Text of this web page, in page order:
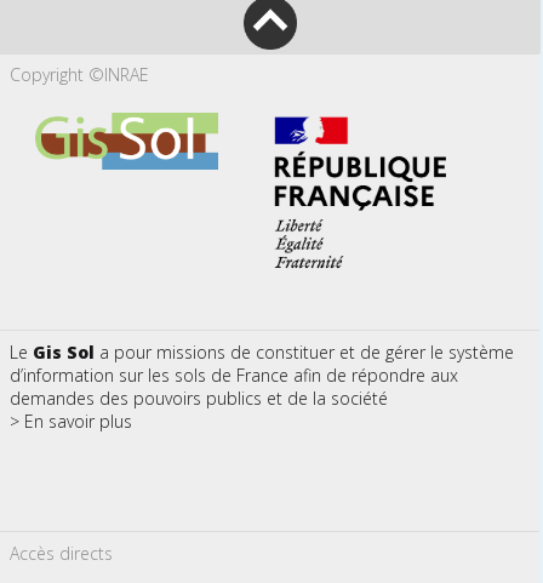
Copyright ©INRAE
Le Gis Sol a pour missions de constituer et de gérer le système
d’information sur les sols de France afin de répondre aux
demandes des pouvoirs publics et de la société
> En savoir plus
Accès directs